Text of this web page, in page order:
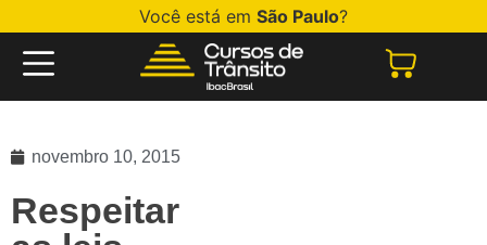
Você está em São Paulo?
novembro 10, 2015
Respeitar